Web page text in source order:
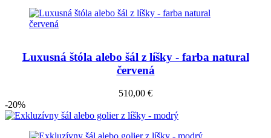
Luxusná štóla alebo šál z líšky - farba natural
červená
510,00 €
-20%